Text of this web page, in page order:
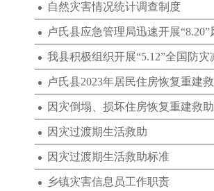
自然灾害情况统计调查制度
卢氏县应急管理局迅速开展
我县积极组织开展“5.12”全国防
卢氏县2023年居民住房恢复重建
因灾倒塌、损坏住房恢复重建救
因灾过渡期生活救助
因灾过渡期生活救助标准
乡镇灾害信息员工作职责